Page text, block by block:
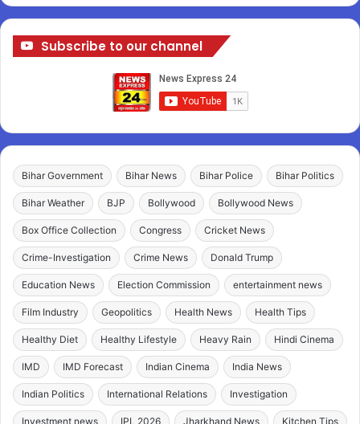
Subscribe to our channel
Bihar Government Bihar News Bihar Police Bihar Politics
Bihar Weather BJP Bollywood Bollywood News
Box Office Collection Congress Cricket News
Crime-Investigation Crime News Donald Trump
Education News Election Commission entertainment news
Film Industry Geopolitics Health News Health Tips
Healthy Diet Healthy Lifestyle Heavy Rain Hindi Cinema
IMD IMD Forecast Indian Cinema India News
Indian Politics International Relations Investigation
Investment news IPL 2026 Jharkhand News Kitchen Tips